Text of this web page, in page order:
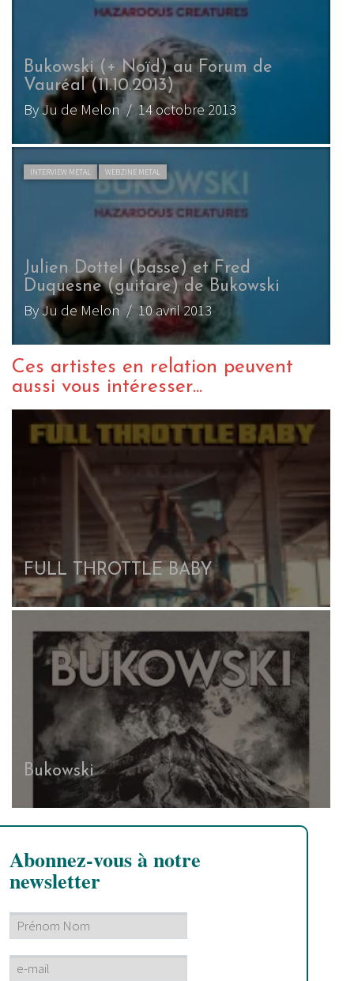
Bukowski (+ Noïd) au Forum de
Vauréal (11.10.2013)
By Ju de Melon/ 14 octobre 2013
INTERVIEW METAL WEBZINE METAL
Julien Dottel (basse) et Fred
Duquesne (guitare) de Bukowski
By Ju de Melon/ 10 avril 2013
Ces artistes en relation peuvent
aussi vous intéresser...
FULL THROTTLE BABY
Bukowski
Abonnez-vous à notre
newsletter